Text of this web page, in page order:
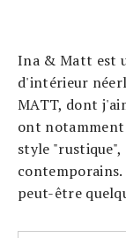
Ina & Matt est
d'intérieur
MATT, dont
ont notamment
style
contemporains.
peut-être